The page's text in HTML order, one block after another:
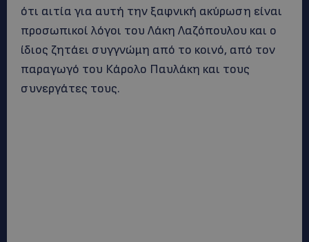
ότι αιτία για αυτή την ξαφνική ακύρωση είναι
προσωπικοί λόγοι του Λάκη Λαζόπουλου και ο
ίδιος ζητάει συγγνώμη από το κοινό, από τον
παραγωγό του Κάρολο Παυλάκη και τους
συνεργάτες τους.